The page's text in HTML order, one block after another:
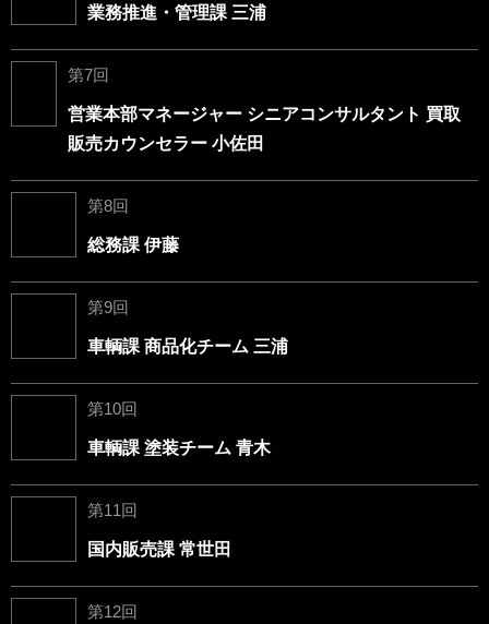
業務推進・管理課 三浦
第7回
営業本部マネージャー シニアコンサルタント 買取
販売カウンセラー 小佐田
第8回
総務課 伊藤
第9回
車輌課 商品化チーム 三浦
第10回
車輌課 塗装チーム 青木
第11回
国内販売課 常世田
第12回